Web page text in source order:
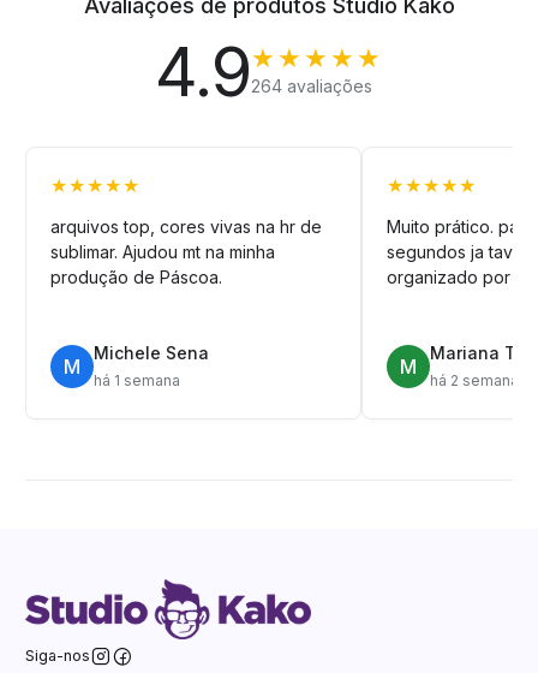
Avaliações de produtos Studio Kako
4.9★★★★★
264 avaliações
★★★★★
arquivos top, cores vivas na hr de
sublimar. Ajudou mt na minha
produção de Páscoa.
M
Michele Sena
há 1 semana
★★★★★
Muito prático.
segundos ja tava
organizado por
M
Mariana T.
há 2 semanas
Siga-nos